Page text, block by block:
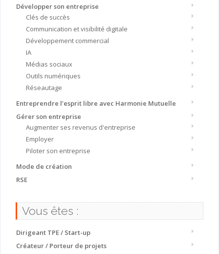
Développer son entreprise
Clés de succès
Communication et visibilité digitale
Développement commercial
IA
Médias sociaux
Outils numériques
Réseautage
Entreprendre l’esprit libre avec Harmonie Mutuelle
Gérer son entreprise
Augmenter ses revenus d'entreprise
Employer
Piloter son entreprise
Mode de création
RSE
Vous êtes :
Dirigeant TPE / Start-up
Créateur / Porteur de projets